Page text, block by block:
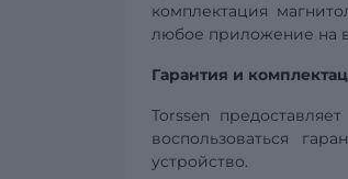
комплектация
любое приложение на
Гарантия и
Torssen
воспользоваться
устройство.